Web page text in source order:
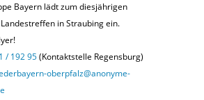
Bayern lädt zum diesjährigen
in Straubing ein.
/ 192 95(Kontaktstelle Regensburg)
oberpfalz@anonyme-